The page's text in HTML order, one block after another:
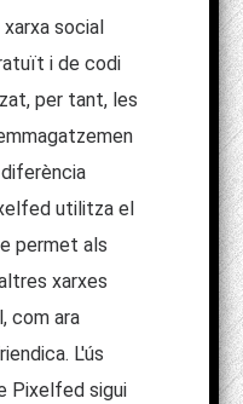
social
i de codi
per tant, les
utilitza el
permet als
xarxes
com ara
L'ús
Pixelfed sigui